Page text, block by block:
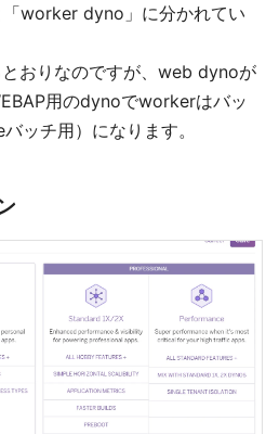
worker dyno」に分かれてい
おりなのですが、web dynoが
用のdynoでworkerはバッ
ッチ用）になります。